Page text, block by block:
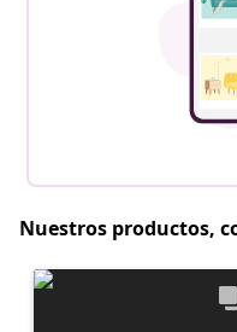
Nuestros productos,